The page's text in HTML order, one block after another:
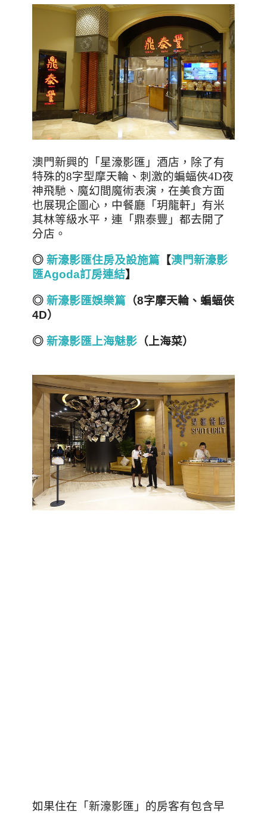
澳門新興的「星濠影匯」酒店，除了有
特殊的8字型摩天輪、刺激的蝙蝠俠4D夜
神飛馳、魔幻間魔術表演，在美食方面
也展現企圖心，中餐廳「玥龍軒」有米
其林等級水平，連「鼎泰豐」都去開了
分店。
◎ 新濠影匯住房及設施篇 【澳門新濠影
匯Agoda訂房連結】
◎ 新濠影匯娛樂篇 （8字摩天輪、蝙蝠俠
4D）
◎ 新濠影匯上海魅影 （上海菜）
如果住在「新濠影匯」的房客有包含早